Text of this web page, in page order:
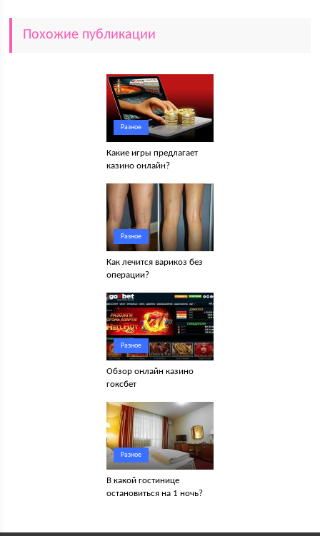
Похожие публикации
Разное
Какие игры предлагает
казино онлайн?
Разное
Как лечится варикоз без
операции?
Разное
Обзор онлайн казино
гоксбет
Разное
В какой гостинице
остановиться на 1 ночь?